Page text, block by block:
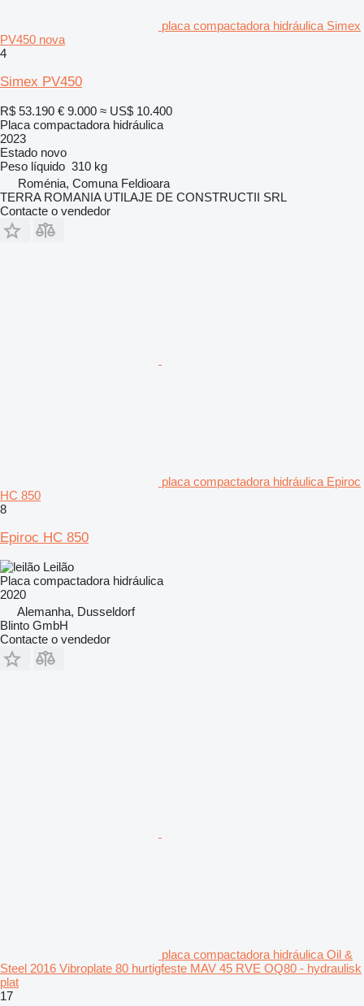
placa compactadora hidráulica Simex
PV450 nova
4
Simex PV450
R$ 53.190 € 9.000 ≈ US$ 10.400
Placa compactadora hidráulica
2023
Estado novo
Peso líquido 310 kg
Roménia, Comuna Feldioara
TERRA ROMANIA UTILAJE DE CONSTRUCTII SRL
Contacte o vendedor
placa compactadora hidráulica Epiroc
HC 850
8
Epiroc HC 850
Leilão
Placa compactadora hidráulica
2020
Alemanha, Dusseldorf
Blinto GmbH
Contacte o vendedor
placa compactadora hidráulica Oil &
Steel 2016 Vibroplate 80 hurtigfeste MAV 45 RVE OQ80 - hydraulisk
plat
17